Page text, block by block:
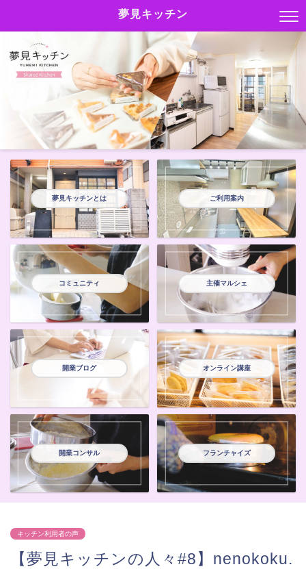
夢見キッチン
夢見キッチンとは ご利用案内
コミュニティ 主催マルシェ
開業ブログ オンライン講座
開業コンサル フランチャイズ
キッチン利用者の声
【夢見キッチンの人々#8】nenokoku.